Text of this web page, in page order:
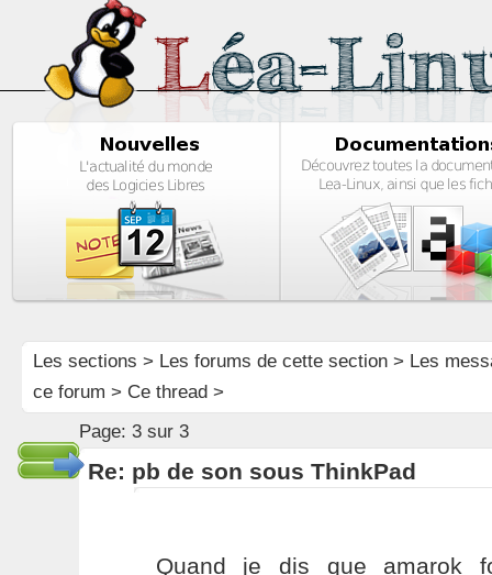
Les sections > Les forums de cette section> Les
ce forum > Ce thread >
Page: 3 sur 3
Re: pb de son sous ThinkPad
Quand je dis que amarok